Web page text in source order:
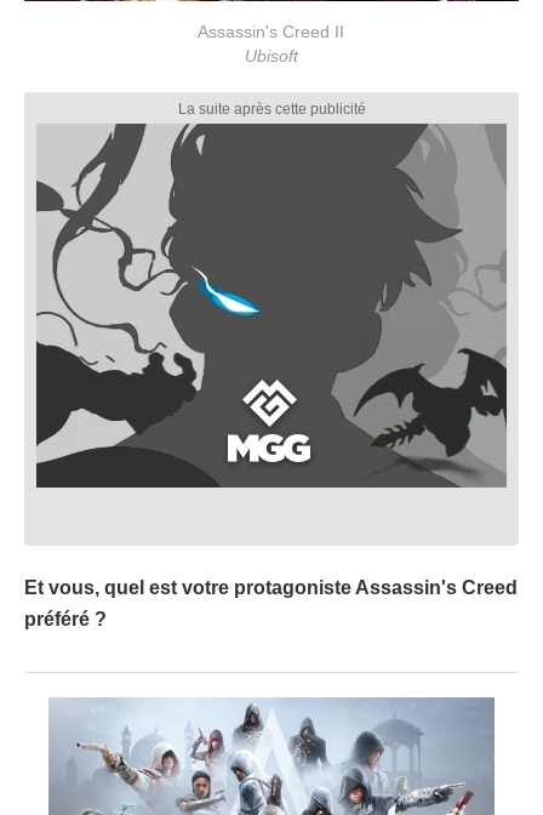
Assassin's Creed II
Ubisoft
Et vous, quel est votre protagoniste Assassin's Creed
préféré ?